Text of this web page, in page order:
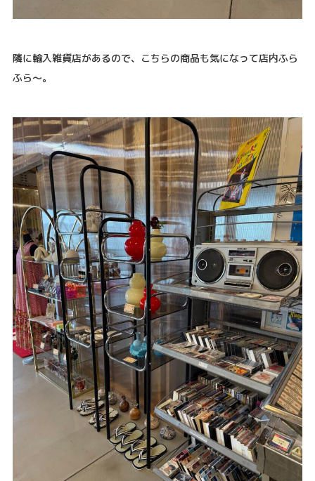
隣に輸入雑貨店があるので、こちらの商品も気になって店内ふら
ふら～。